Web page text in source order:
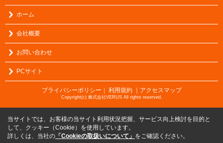
ホーム
会社概要
お問い合わせ
PCサイト
プライバシーポリシー ｜ 利用規約 ｜アクセスマップ
Copyright(c) 株式会社VERUS All rights reserved.
当サイトでは、お客様の当サイト利用状況把握、サービス向上検討を目的と
して、クッキー（Cookie）を使用しています。
詳しくは、当社の 「Cookieの取扱いについて」 をご確認ください。